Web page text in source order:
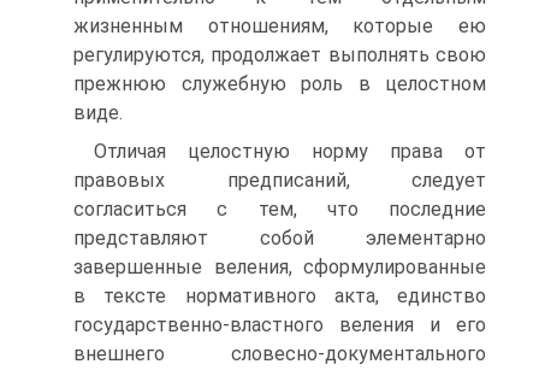
жизненным отношениям, которые ею
регулируются, продолжает выполнять свою
прежнюю служебную роль в целостном
виде.
Отличая целостную норму права от
правовых предписаний, сле­дует
согласиться с тем, что последние
представляют собой эле­ментарно
завершенные веления, сформулированные
в тексте нор­мативного акта, единство
государственно-властного веления и его
внешнего словесно-документального